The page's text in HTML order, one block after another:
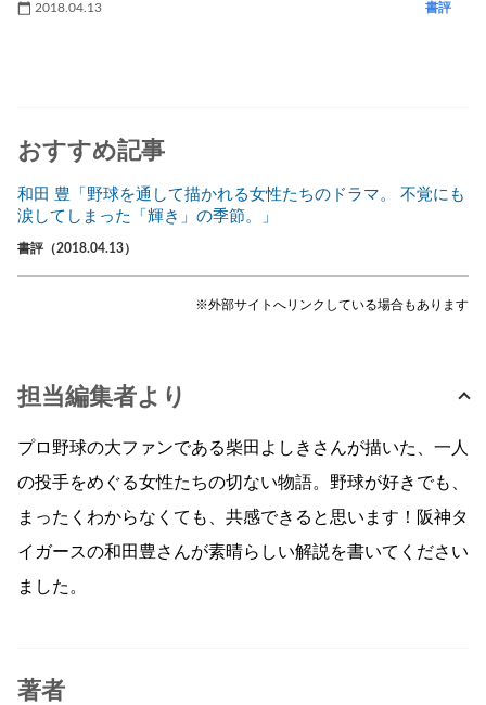
2018.04.13 書評
おすすめ記事
和田 豊「野球を通して描かれる女性たちのドラマ。 不覚にも
涙してしまった「輝き」の季節。」
書評（2018.04.13）
※外部サイトへリンクしている場合もあります
担当編集者より
プロ野球の大ファンである柴田よしきさんが描いた、一人
の投手をめぐる女性たちの切ない物語。野球が好きでも、
まったくわからなくても、共感できると思います！阪神タ
イガースの和田豊さんが素晴らしい解説を書いてください
ました。
著者